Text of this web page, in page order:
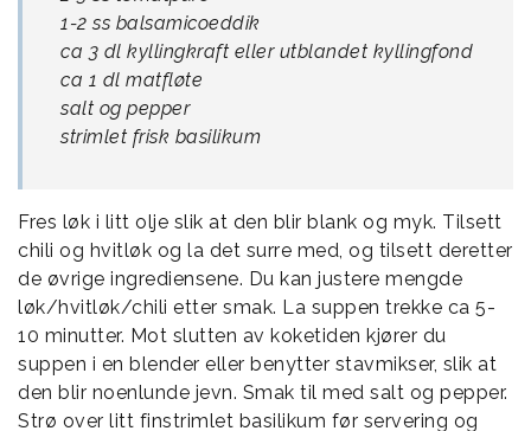
1-2 ss balsamicoeddik
ca 3 dl kyllingkraft eller utblandet kyllingfond
ca 1 dl matfløte
salt og pepper
strimlet frisk basilikum
Fres løk i litt olje slik at den blir blank og myk. Tilsett
chili og hvitløk og la det surre med, og tilsett deretter
de øvrige ingrediensene. Du kan justere mengde
løk/hvitløk/chili etter smak. La suppen trekke ca 5-
10 minutter. Mot slutten av koketiden kjører du
suppen i en blender eller benytter stavmikser, slik at
den blir noenlunde jevn. Smak til med salt og pepper.
Strø over litt finstrimlet basilikum før servering og